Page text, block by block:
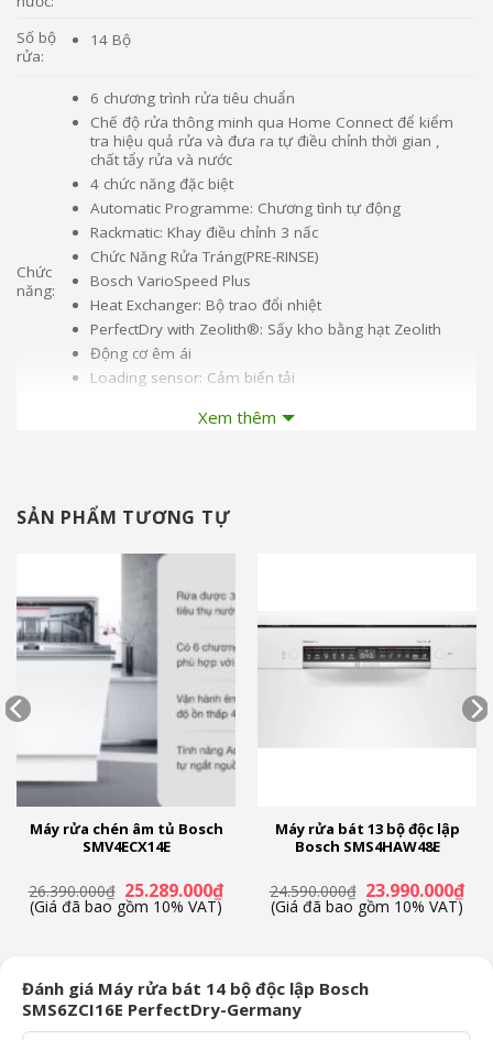
Số bộ
rửa:
14 Bộ
Chức
năng:
6 chương trình rửa tiêu chuẩn
Chế độ rửa thông minh qua Home Connect để kiểm
tra hiệu quả rửa và đưa ra tự điều chỉnh thời gian ,
chất tẩy rửa và nước
4 chức năng đặc biệt
Automatic Programme: Chương tình tự động
Rackmatic: Khay điều chỉnh 3 nấc
Chức Năng Rửa Tráng(PRE-RINSE)
Bosch VarioSpeed Plus
Heat Exchanger: Bộ trao đổi nhiệt
PerfectDry with Zeolith®: Sấy kho bằng hạt Zeolith
Động cơ êm ái
Loading sensor: Cảm biến tải
Aqua Sensor: Cảm biến độ bẩn nước
Kích
thước:
Cao 84.5cm – Ngang 60cm – Sâu 60cm
Bảo
hành
36 tháng
Đức
Xem thêm
SẢN PHẨM TƯƠNG TỰ
Máy rửa chén âm tủ Bosch
SMV4ECX14E
26.390.000₫ Giá
gốc
là:
25.289.000₫Giá
(Giá đã bao gồm 10% VAT)
Máy rửa bát 13 bộ độc lập
Bosch SMS4HAW48E
24.590.000₫ Giá
gốc
là:
23.990.000₫Giá
(Giá đã bao gồm 10% VAT)
Đánh giá Máy rửa bát 14 bộ độc lập Bosch
SMS6ZCI16E PerfectDry-Germany